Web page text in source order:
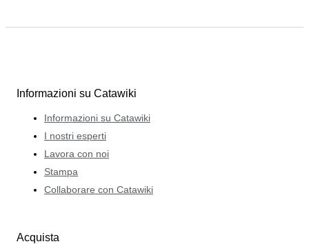
Informazioni su Catawiki
Informazioni su Catawiki
I nostri esperti
Lavora con noi
Stampa
Collaborare con Catawiki
Acquista